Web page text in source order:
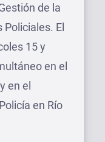
de la
El
15 y
en el
en el
en Río